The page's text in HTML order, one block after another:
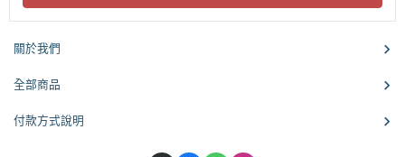
關於我們
全部商品
付款方式說明